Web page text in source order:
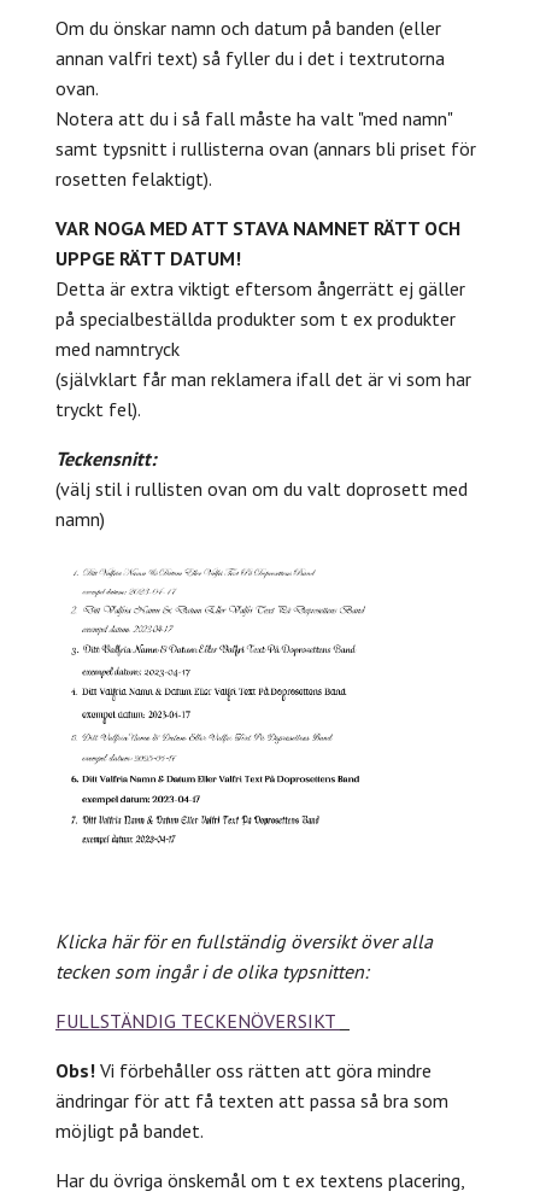
Om du önskar namn och datum på banden (eller
annan valfri text) så fyller du i det i textrutorna
ovan.
Notera att du i så fall måste ha valt "med namn"
samt typsnitt i rullisterna ovan (annars bli priset för
rosetten felaktigt).
VAR NOGA MED ATT STAVA NAMNET RÄTT OCH
UPPGE RÄTT DATUM!
Detta är extra viktigt eftersom ångerrätt ej gäller
på specialbeställda produkter som t ex produkter
med namntryck
(självklart får man reklamera ifall det är vi som har
tryckt fel).
Teckensnitt:
(välj stil i rullisten ovan om du valt doprosett med
namn)
Klicka här för en fullständig översikt över alla
tecken som ingår i de olika typsnitten:
FULLSTÄNDIG TECKENÖVERSIKT
Obs! Vi förbehåller oss rätten att göra mindre
ändringar för att få texten att passa så bra som
möjligt på bandet.
Har du övriga önskemål om t ex textens placering,